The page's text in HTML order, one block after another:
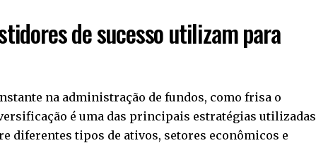
de sucesso utilizam para
na administração de fundos, como frisa o
é uma das principais estratégias utilizadas
diferentes tipos de ativos, setores econômicos e